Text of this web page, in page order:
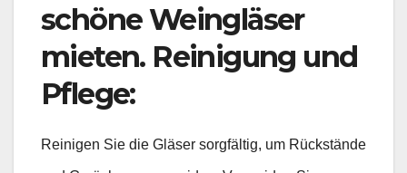
schöne Weingläser
mieten. Reinigung und
Pflege:
Reinigen Sie die Gläser sorgfältig, um Rückstände